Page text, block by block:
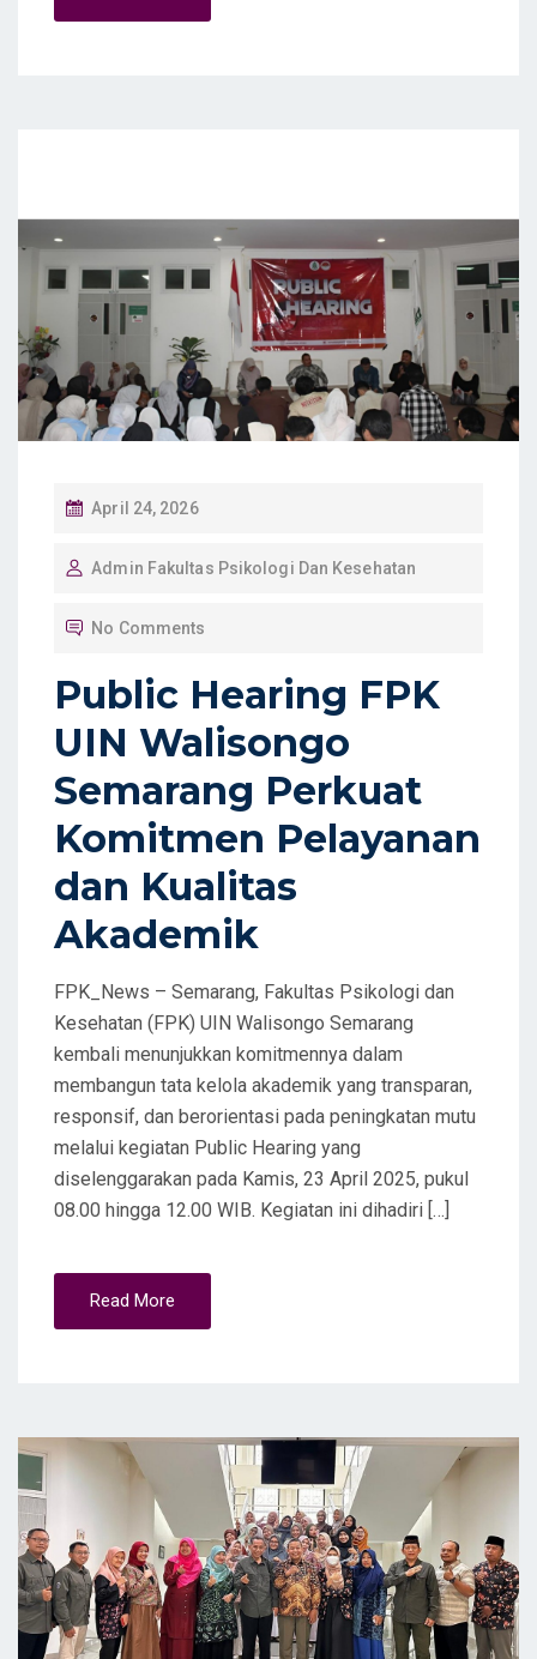
P
S
O
April 24, 2026
Admin Fakultas Psikologi Dan Kesehatan
No Comments
Public Hearing FPK
UIN Walisongo
Semarang Perkuat
Komitmen Pelayanan
dan Kualitas
Akademik
FPK_News – Semarang, Fakultas Psikologi dan
Kesehatan (FPK) UIN Walisongo Semarang
kembali menunjukkan komitmennya dalam
membangun tata kelola akademik yang transparan,
responsif, dan berorientasi pada peningkatan mutu
melalui kegiatan Public Hearing yang
diselenggarakan pada Kamis, 23 April 2025, pukul
08.00 hingga 12.00 WIB. Kegiatan ini dihadiri […]
Read More